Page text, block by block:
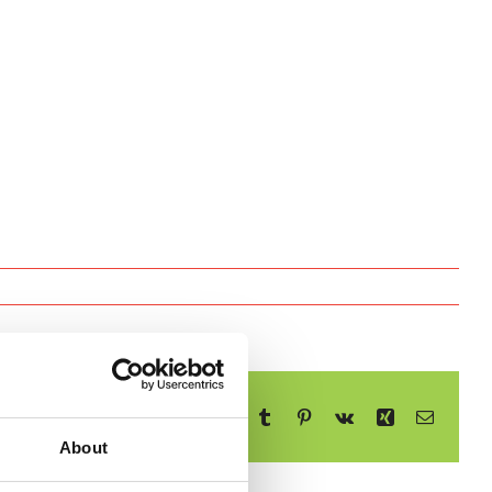
About
Facebook
X RedditLinkedInWhatsApp
TelegramTumblr Pinterest
Vk XingE-